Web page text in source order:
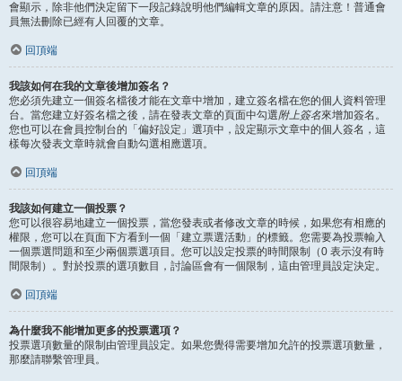
會顯示，除非他們決定留下一段記錄說明他們編輯文章的原因。請注意！普通會
員無法刪除已經有人回覆的文章。
回頂端
我該如何在我的文章後增加簽名？
您必須先建立一個簽名檔後才能在文章中增加，建立簽名檔在您的個人資料管理
台。當您建立好簽名檔之後，請在發表文章的頁面中勾選附上簽名來增加簽名。
您也可以在會員控制台的「偏好設定」選項中，設定顯示文章中的個人簽名，這
樣每次發表文章時就會自動勾選相應選項。
回頂端
我該如何建立一個投票？
您可以很容易地建立一個投票，當您發表或者修改文章的時候，如果您有相應的
權限，您可以在頁面下方看到一個「建立票選活動」的標籤。您需要為投票輸入
一個票選問題和至少兩個票選項目。您可以設定投票的時間限制（0 表示沒有時
間限制）。對於投票的選項數目，討論區會有一個限制，這由管理員設定決定。
回頂端
為什麼我不能增加更多的投票選項？
投票選項數量的限制由管理員設定。如果您覺得需要增加允許的投票選項數量，
那麼請聯繫管理員。